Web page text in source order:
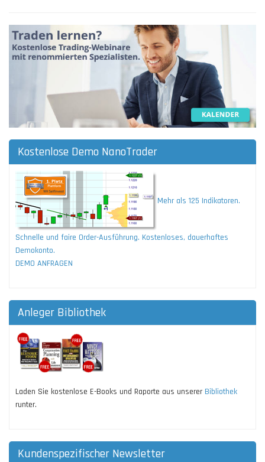
Kostenlose Demo NanoTrader
Mehr als 125 Indikatoren.
Schnelle und faire Order-Ausführung. Kostenloses, dauerhaftes
Demokonto.
DEMO ANFRAGEN
Anleger Bibliothek
Laden Sie kostenlose E-Books und Raporte aus unserer Bibliothek
runter.
Kundenspezifischer Newsletter